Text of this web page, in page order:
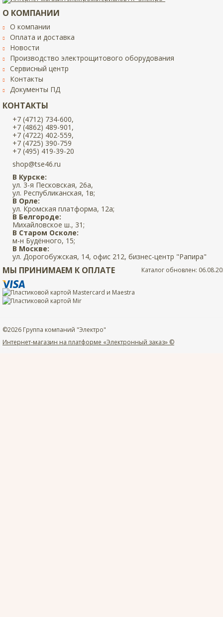
О КОМПАНИИ
О компании
Оплата и доставка
Новости
Производство электрощитового оборудования
Сервисный центр
Контакты
Документы ПД
КОНТАКТЫ
+7 (4712) 734-600,
+7 (4862) 489-901,
+7 (4722) 402-559,
+7 (4725) 390-759
+7 (495) 419-39-20
shop@tse46.ru
В Курске:
ул. 3-я Песковская, 26а,
ул. Республиканская, 1в;
В Орле:
ул. Кромская платформа, 12а;
В Белгороде:
Михайловское ш., 31;
В Старом Осколе:
м-н Будённого, 15;
В Москве:
ул. Дорогобужская, 14, офис 212, бизнес-центр "Рапира"
МЫ ПРИНИМАЕМ К ОПЛАТЕ Каталог обновлен:
©2026 Группа компаний "Электро"
Интернет-магазин на платформе «Электронный заказ» ©